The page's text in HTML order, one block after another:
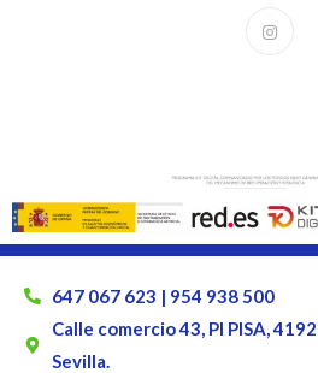
647 067 623 | 954 938 500
Calle comercio 43, PI PISA,
Sevilla.